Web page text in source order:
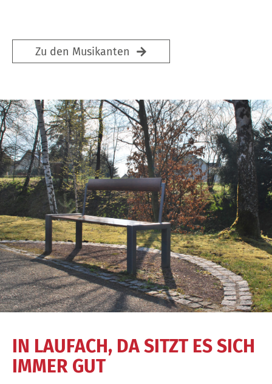
Zu den Musikanten
IN LAUFACH, DA SITZT ES SICH
IMMER GUT